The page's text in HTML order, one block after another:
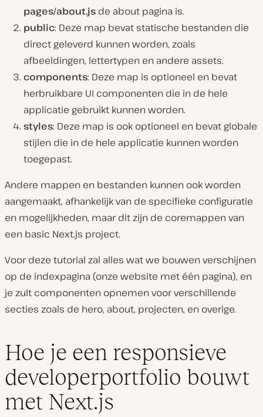
pages/about.js de about pagina is.
public: Deze map bevat statische bestanden die
direct geleverd kunnen worden, zoals
afbeeldingen, lettertypen en andere assets.
components: Deze map is optioneel en bevat
herbruikbare UI componenten die in de hele
applicatie gebruikt kunnen worden.
styles: Deze map is ook optioneel en bevat globale
stijlen die in de hele applicatie kunnen worden
toegepast.
Andere mappen en bestanden kunnen ook worden
aangemaakt, afhankelijk van de specifieke configuratie
en mogelijkheden, maar dit zijn de coremappen van
een basic Next.js project.
Voor deze tutorial zal alles wat we bouwen verschijnen
op de indexpagina (onze website met één pagina), en
je zult componenten opnemen voor verschillende
secties zoals de hero, about, projecten, en overige.
Hoe je een responsieve
developerportfolio bouwt
met Next.js